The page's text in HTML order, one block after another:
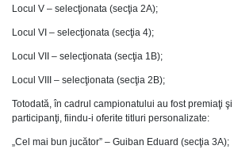
Locul V – selecţionata (secţia 2A);
Locul VI – selecţionata (secţia 4);
Locul VII – selecţionata (secţia 1B);
Locul VIII – selecţionata (secţia 2B);
Totodată, în cadrul campionatului au fost premiaţi
participanţi, fiindu-i oferite titluri personalizate:
„Cel mai bun jucător” – Guiban Eduard (secţia 3A);